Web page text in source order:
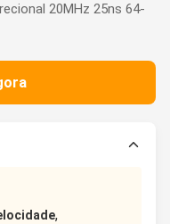
20MHz 25ns 64-
,